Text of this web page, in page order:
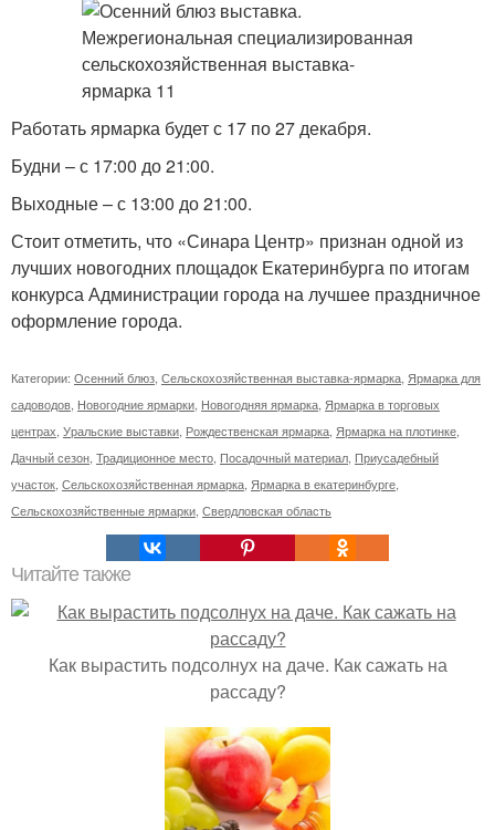
Работать ярмарка будет с 17 по 27 декабря.
Будни – с 17:00 до 21:00.
Выходные – с 13:00 до 21:00.
Стоит отметить, что «Синара Центр» признан одной из
лучших новогодних площадок Екатеринбурга по итогам
конкурса Администрации города на лучшее праздничное
оформление города.
Категории: Осенний блюз Сельскохозяйственная выставка-ярмарка Ярмарка для
садоводов Новогодние ярмарки Новогодняя ярмарка Ярмарка в торговых
центрах Уральские выставки Рождественская ярмарка Ярмарка на плотинке
Дачный сезон Традиционное место Посадочный материал Приусадебный
участок Сельскохозяйственная ярмарка Ярмарка в екатеринбурге
Сельскохозяйственные ярмарки Свердловская область
Читайте также
Как вырастить подсолнух на даче. Как сажать на
рассаду?